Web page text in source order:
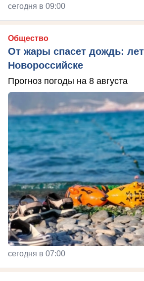
сегодня в 09:00
Общество
От жары спасет дождь:
Новороссийске
Прогноз погоды на 8 августа
сегодня в 07:00